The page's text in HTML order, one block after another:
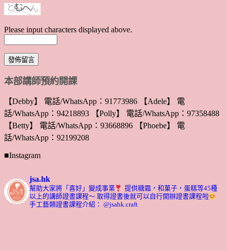
Please input characters displayed above.
本部講師預約開課
【Debby】 電話/WhatsApp：91773986 【Adele】 電
話/WhatsApp：94218893 【Polly】 電話/WhatsApp：97358488
【Betty】 電話/WhatsApp：93668896 【Phoebe】 電
話/WhatsApp：92199208
■Instagram
jsa.hk
幫助大家將「喜好」變成事業
提供糖霜，和菓子，蛋糕等45種
以上的講師證書課程～ 取得證書後就可以自行開辦證書課程啦
手工藝類證書課程介紹： @jsahk.craft